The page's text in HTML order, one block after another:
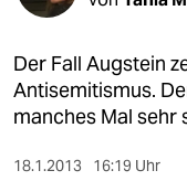
kultur
sport
Der Fall Augstein
Antisemitismus.
manches Mal sehr
18.1.2013 16:19 Uhr